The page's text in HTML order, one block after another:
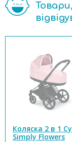
Коляска 2 в 1
Simply Flowers